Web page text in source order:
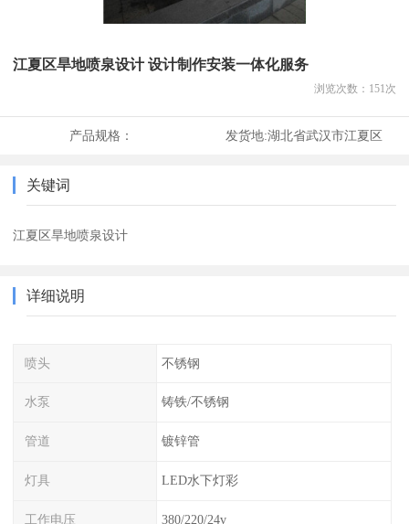
江夏区旱地喷泉设计 设计制作安装一体化服务
浏览次数： 151 次
产品规格： 发货地:湖北省武汉市江夏区
关键词
江夏区旱地喷泉设计
详细说明
喷头 不锈钢
水泵 铸铁/不锈钢
管道 镀锌管
灯具 LED水下灯彩
工作电压 380/220/24v